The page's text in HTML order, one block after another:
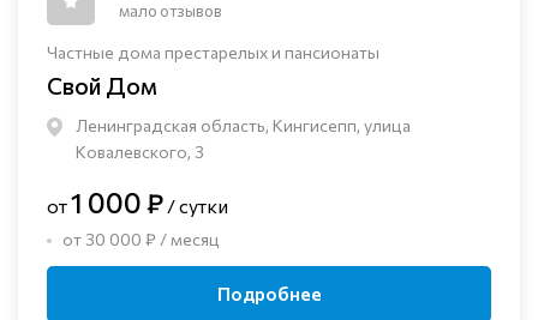
Частные дома престарелых и пансионаты
Свой Дом
Ленинградская область, Кингисепп, улица
Ковалевского, 3
мало отзывов
от1 000 ₽ / сутки
от 30 000 ₽ / месяц
Подробнее